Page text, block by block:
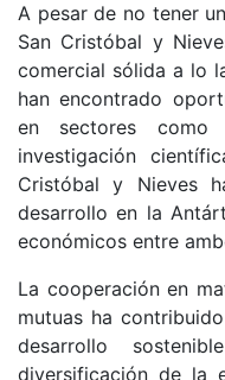
A pesar de no tener
San Cristóbal y
comercial sólida a lo
han encontrado
en sectores
investigación
Cristóbal y Nieves
desarrollo en la
económicos entre
La cooperación en
mutuas ha
desarrollo
diversificación de la